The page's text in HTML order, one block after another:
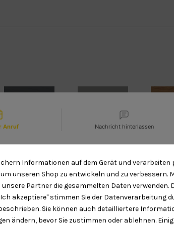
Anthrazitgrau
Graues
RAL 9007
Informationen auf dem Gerät und verarbeiten
unseren Shop zu entwickeln und zu verbessern.
Partner die gesammelten Daten verwenden.
akzeptiere" stimmen Sie der Datenverarbeitung
Sie können auch detailliertere
ändern, bevor Sie zustimmen oder ablehnen.
Anruf Nachricht hinterlassen
Möchten Sie einen
Rückruf von uns?
Date and time slection for
Select date